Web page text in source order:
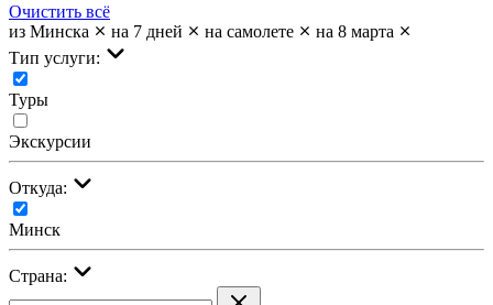
Очистить всё
из Минска
на 7 дней на самолете
на 8 марта
Тип услуги:
Туры
Экскурсии
Откуда:
Минск
Страна: